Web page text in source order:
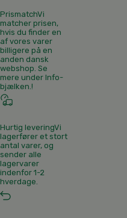
PrismatchVi
matcher prisen,
hvis du finder en
af vores varer
billigere på en
anden dansk
webshop. Se
mere under Info-
bjælken.!
Hurtig leveringVi
lagerfører et stort
antal varer, og
sender alle
lagervarer
indenfor 1-2
hverdage.